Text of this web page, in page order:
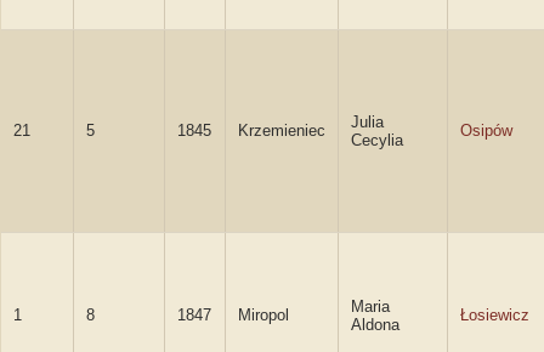
21 5 1845 Krzemieniec
Julia
Cecylia
Osipów
1 8 1847 Miropol
Maria
Aldona
Łosiewicz